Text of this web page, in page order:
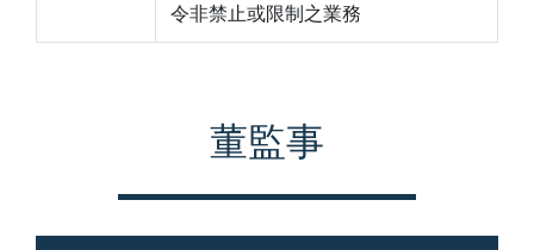
令非禁止或限制之業務
董監事